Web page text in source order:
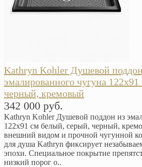
Kathryn Kohler Душевой
эмалированного чугуна
черный, кремовый
342 000 руб.
Kathryn Kohler Душевой поддон из
122х91 см белый, серый, черный,
внешний видом и прочной чугунной
для душа Kathryn фиксирует
эпохи. Специальное покрытие
низкий порог о..